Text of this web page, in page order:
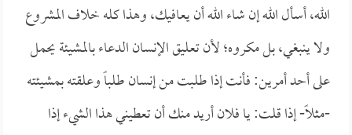
الله، أسأل الله إن شاء الله أن يعافيك، وهذا كله خلاف المشروع
ولا ينبغي، بل مكروه؛ لأن تعليق الإنسان الدعاء بالمشيئة يحمل
على أحد أمرين: فأنت إذا طلبت من إنسان طلباً وعلقته بمشيئته
-مثلاً- إذا قلت: يا فلان أريد منك أن تعطيني هذا الشيء إذا